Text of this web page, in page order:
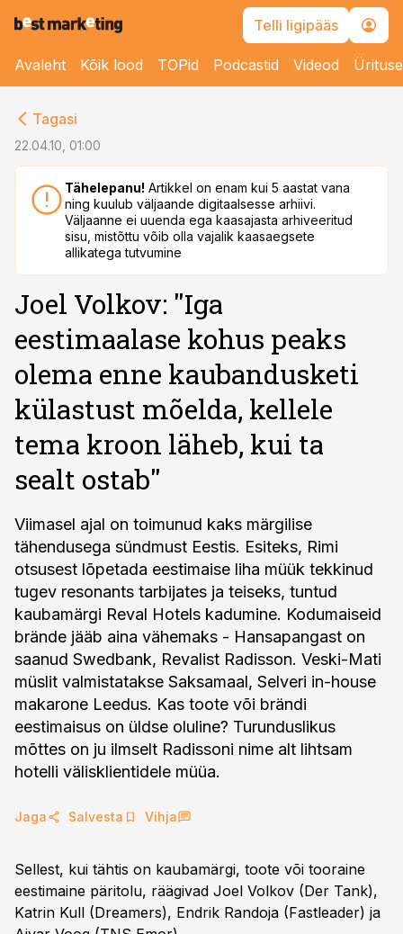
Telli ligipääs
Avaleht Kõik lood TOPid Podcastid Videod
Tagasi
22.04.10, 01:00
Tähelepanu! Artikkel on enam kui 5 aastat vana
ning kuulub väljaande digitaalsesse arhiivi.
Väljaanne ei uuenda ega kaasajasta arhiveeritud
sisu, mistõttu võib olla vajalik kaasaegsete
allikatega tutvumine
Joel Volkov: ''Iga
eestimaalase kohus peaks
olema enne kaubandusketi
külastust mõelda, kellele
tema kroon läheb, kui ta
sealt ostab''
Viimasel ajal on toimunud kaks märgilise
tähendusega sündmust Eestis. Esiteks, Rimi
otsusest lõpetada eestimaise liha müük tekkinud
tugev resonants tarbijates ja teiseks, tuntud
kaubamärgi Reval Hotels kadumine. Kodumaiseid
brände jääb aina vähemaks - Hansapangast on
saanud Swedbank, Revalist Radisson. Veski-Mati
müslit valmistatakse Saksamaal, Selveri in-house
makarone Leedus. Kas toote või brändi
eestimaisus on üldse oluline? Turunduslikus
mõttes on ju ilmselt Radissoni nime alt lihtsam
hotelli välisklientidele müüa.
Jaga Salvesta Vihja
Sellest, kui tähtis on kaubamärgi, toote või tooraine
eestimaine päritolu, räägivad Joel Volkov (Der Tank),
Katrin Kull (Dreamers), Endrik Randoja (Fastleader) ja